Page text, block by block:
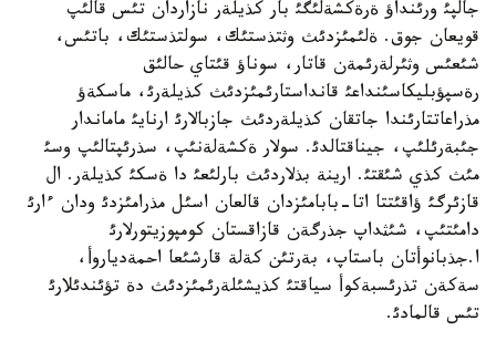
جالپئ ورئنداؤ ةرةكشةلئگئ بار كذيلةر نازاردان تئس قالئپ
قويعان جوق. ةلئمئزدئث وثتذستئك، سولتذستئك، باتئس،
شئعئس وثئرلةرئمةن قاتار، سوناؤ قئتاي حالئق
رةسپؤبليكاسئنداعئ قانداستارئمئزدئث كذيلةرئ، ماسكةؤ
مذراعاتتارئندا جاتقان كذيلةردئث جازبالارئ ارنايئ ماماندار
جئبةرئلئپ، جيناقتالدئ. سولار ةكشةلةنئپ، سذرئپتالئپ وسئ
مئث كذي شئقتئ. ارينة بذلاردئث بارلئعئ دا ةسكئ كذيلةر. ال
قازئرگئ ؤاقئتتا اتا-بابامئزدان قالعان اسئل مذرامئزدئ ودان ءارئ
دامئتئپ، شئثداپ جذرگةن قازاقستان كومپوزيتورلارئ
ا.جذبانوأتان باستاپ، بةرتئن كةلة قارشئعا احمةدياروأ،
سةكةن تذرئسبةكوأ سياقتئ كذيشئلةرئمئزدئث دة تؤئندئلارئ
تئس قالمادئ.